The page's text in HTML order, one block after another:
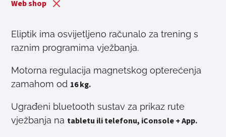
Web shop
Eliptik ima osvijetljeno računalo za trening s
raznim programima vježbanja.
Motorna regulacija magnetskog opterećenja
zamahom od 16 kg.
Ugrađeni bluetooth sustav za prikaz rute
vježbanja na tabletu ili telefonu, iConsole + App.